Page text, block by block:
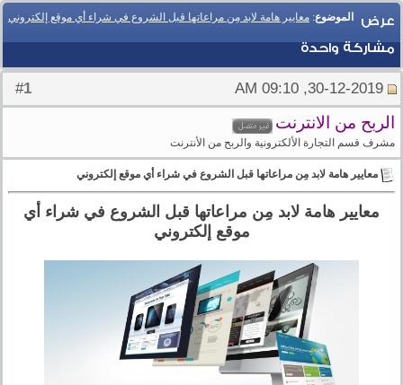
الموضوع: معايير هامة لابد مِن مراعاتها قبل الشروع في شراء أي موقع إلكتروني
عرض
مشاركة واحدة
1
الربح من الانترنت
مشرف قسم التجارة الألكترونية والربح من الأنترنت
معايير هامة لابد مِن مراعاتها قبل الشروع في شراء أي موقع إلكتروني
معايير هامة لابد مِن مراعاتها قبل الشروع في شراء أي
موقع إلكتروني